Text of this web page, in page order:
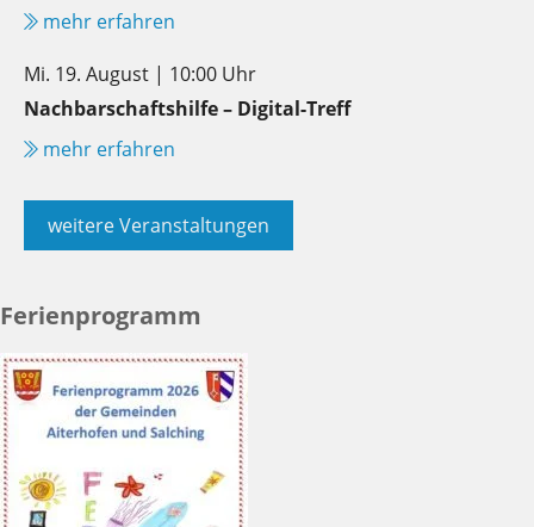
mehr erfahren
Mi. 19. August | 10:00 Uhr
Nachbarschaftshilfe – Digital-Treff
mehr erfahren
weitere Veranstaltungen
Ferienprogramm